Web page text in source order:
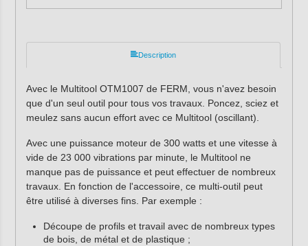
Description
Avec le Multitool OTM1007 de FERM, vous n'avez besoin
que d'un seul outil pour tous vos travaux. Poncez, sciez et
meulez sans aucun effort avec ce Multitool (oscillant).
Avec une puissance moteur de 300 watts et une vitesse à
vide de 23 000 vibrations par minute, le Multitool ne
manque pas de puissance et peut effectuer de nombreux
travaux. En fonction de l'accessoire, ce multi-outil peut
être utilisé à diverses fins. Par exemple :
Découpe de profils et travail avec de nombreux types
de bois, de métal et de plastique ;